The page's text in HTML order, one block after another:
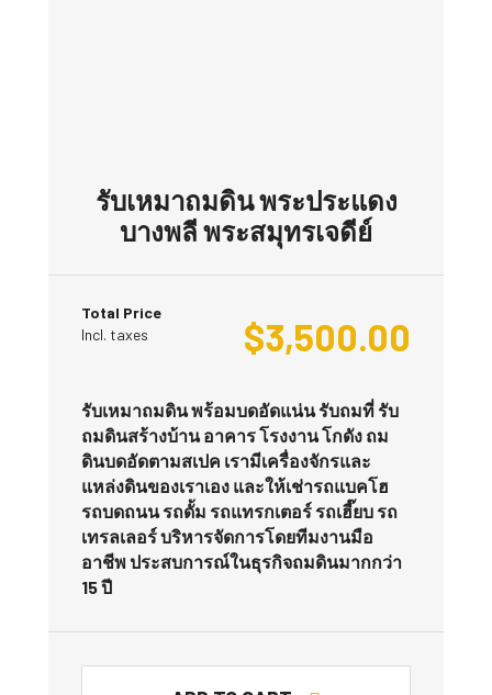
รับเหมาถมดิน พระประแดง
บางพลี พระสมุทรเจดีย์
Total Price
Incl. taxes
$3,500.00
รับเหมาถมดิน พร้อมบดอัดแน่น รับถมที่ รับ
ถมดินสร้างบ้าน อาคาร โรงงาน โกดัง ถม
ดินบดอัดตามสเปค เรามีเครื่องจักรและ
แหล่งดินของเราเอง และให้เช่ารถแบคโฮ
รถบดถนน รถดั้ม รถแทรกเตอร์ รถเฮี๊ยบ รถ
เทรลเลอร์ บริหารจัดการโดยทีมงานมือ
อาชีพ ประสบการณ์ในธุรกิจถมดินมากกว่า
15 ปี